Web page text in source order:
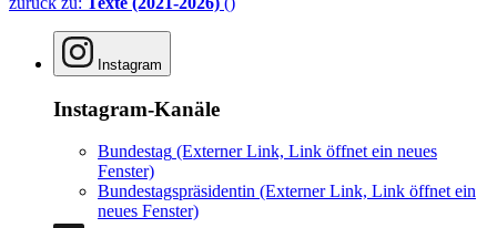
Instagram
Instagram-Kanäle
Bundestag (Externer Link, Link öffnet ein neues
Fenster)
Bundestagspräsidentin (Externer Link, Link öffnet ein
neues Fenster)